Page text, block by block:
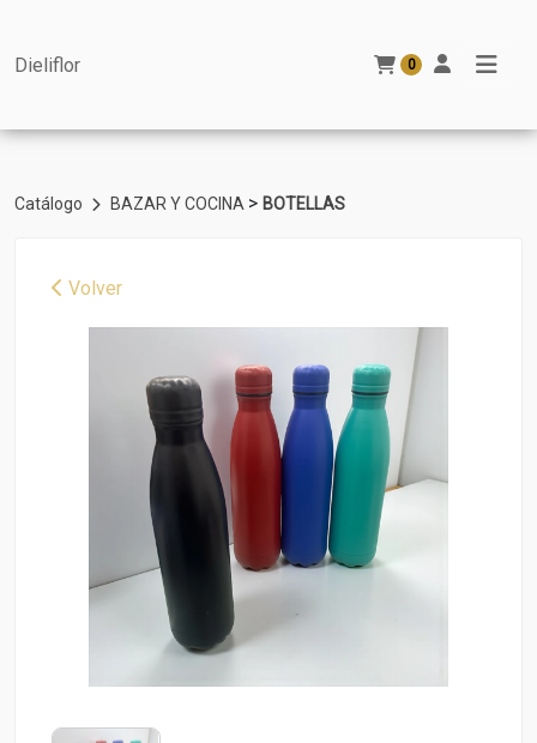
Dieliflor 0
Catálogo BAZAR Y COCINA > BOTELLAS
Volver